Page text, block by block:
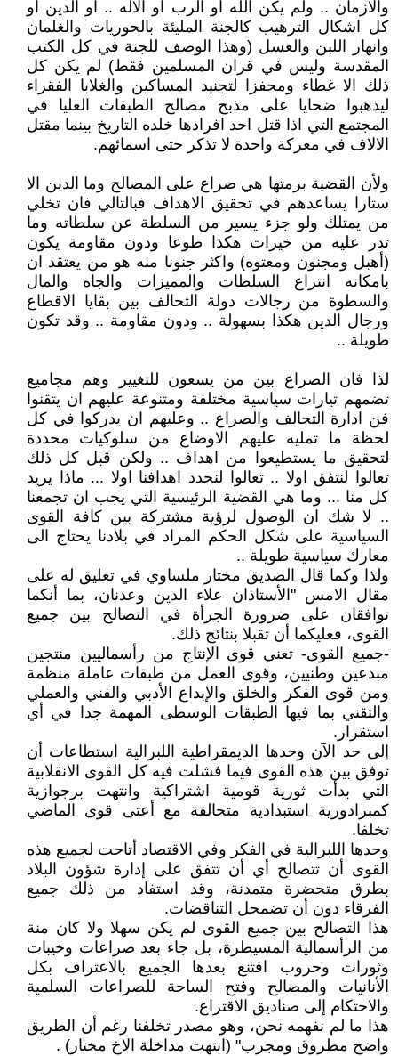
والازمان .. ولم يكن الله او الرب او الاله .. او الدين او
كل اشكال الترهيب كالجنة المليئة بالحوريات والغلمان
وانهار اللبن والعسل (وهذا الوصف للجنة في كل الكتب
المقدسة وليس في قران المسلمين فقط) لم يكن كل
ذلك الا غطاء ومحفزا لتجنيد المساكين والغلابا الفقراء
ليذهبوا ضحايا على مذبح مصالح الطبقات العليا في
المجتمع التي اذا قتل احد افرادها خلده التاريخ بينما مقتل
الالاف في معركة واحدة لا تذكر حتى اسمائهم.
ولأن القضية برمتها هي صراع على المصالح وما الدين الا
ستارا يساعدهم في تحقيق الاهداف فبالتالي فان تخلي
من يمتلك ولو جزء يسير من السلطة عن سلطاته وما
تدر عليه من خيرات هكذا طوعا ودون مقاومة يكون
(أهبل ومجنون ومعتوه) واكثر جنونا منه هو من يعتقد ان
بامكانه انتزاع السلطات والمميزات والجاه والمال
والسطوة من رجالات دولة التحالف بين بقايا الاقطاع
ورجال الدين هكذا بسهولة .. ودون مقاومة .. وقد تكون
طويلة ..
لذا فان الصراع بين من يسعون للتغيير وهم مجاميع
تضمهم تيارات سياسية مختلفة ومتنوعة عليهم ان يتقنوا
فن ادارة التحالف والصراع .. وعليهم ان يدركوا في كل
لحظة ما تمليه عليهم الاوضاع من سلوكيات محددة
لتحقيق ما يستطيعوا من اهداف .. ولكن قبل كل ذلك
تعالوا لنتفق اولا .. تعالوا لنحدد اهدافنا اولا ... ماذا يريد
كل منا ... وما هي القضية الرئيسية التي يجب ان تجمعنا
.. لا شك ان الوصول لرؤية مشتركة بين كافة القوى
السياسية على شكل الحكم المراد في بلادنا يحتاج الى
معارك سياسية طويلة ..
ولذا وكما قال الصديق مختار ملساوي في تعليق له على
مقال الامس "الأستاذان علاء الدين وعدنان، بما أنكما
توافقان على ضرورة الجرأة في التصالح بين جميع
القوى، فعليكما أن تقبلا بنتائج ذلك.
-جميع القوى- تعني قوى الإنتاج من رأسماليين منتجين
مبدعين وطنيين، وقوى العمل من طبقات عاملة منظمة
ومن قوى الفكر والخلق والإبداع الأدبي والفني والعملي
والتقني بما فيها الطبقات الوسطى المهمة جدا في أي
استقرار.
إلى حد الآن وحدها الديمقراطية اللبرالية استطاعات أن
توفق بين هذه القوى فيما فشلت فيه كل القوى الانقلابية
التي بدأت ثورية قومية اشتراكية وانتهت برجوازية
كمبرادورية استبدادية متحالفة مع أعتى قوى الماضي
تخلفا.
وحدها اللبرالية في الفكر وفي الاقتصاد أتاحت لجميع هذه
القوى أن تتصالح أي أن تتفق على إدارة شؤون البلاد
بطرق متحضرة متمدنة، وقد استفاد من ذلك جميع
الفرقاء دون أن تضمحل التناقضات.
هذا التصالح بين جميع القوى لم يكن سهلا ولا كان منة
من الرأسمالية المسيطرة، بل جاء بعد صراعات وخيبات
وثورات وحروب اقتنع بعدها الجميع بالاعتراف بكل
الأنانيات والمصالح وفتح الساحة للصراعات السلمية
والاحتكام إلى صناديق الاقتراع.
هذا ما لم نفهمه نحن، وهو مصدر تخلفنا رغم أن الطريق
واضح مطروق ومجرب" (انتهت مداخلة الاخ مختار) .